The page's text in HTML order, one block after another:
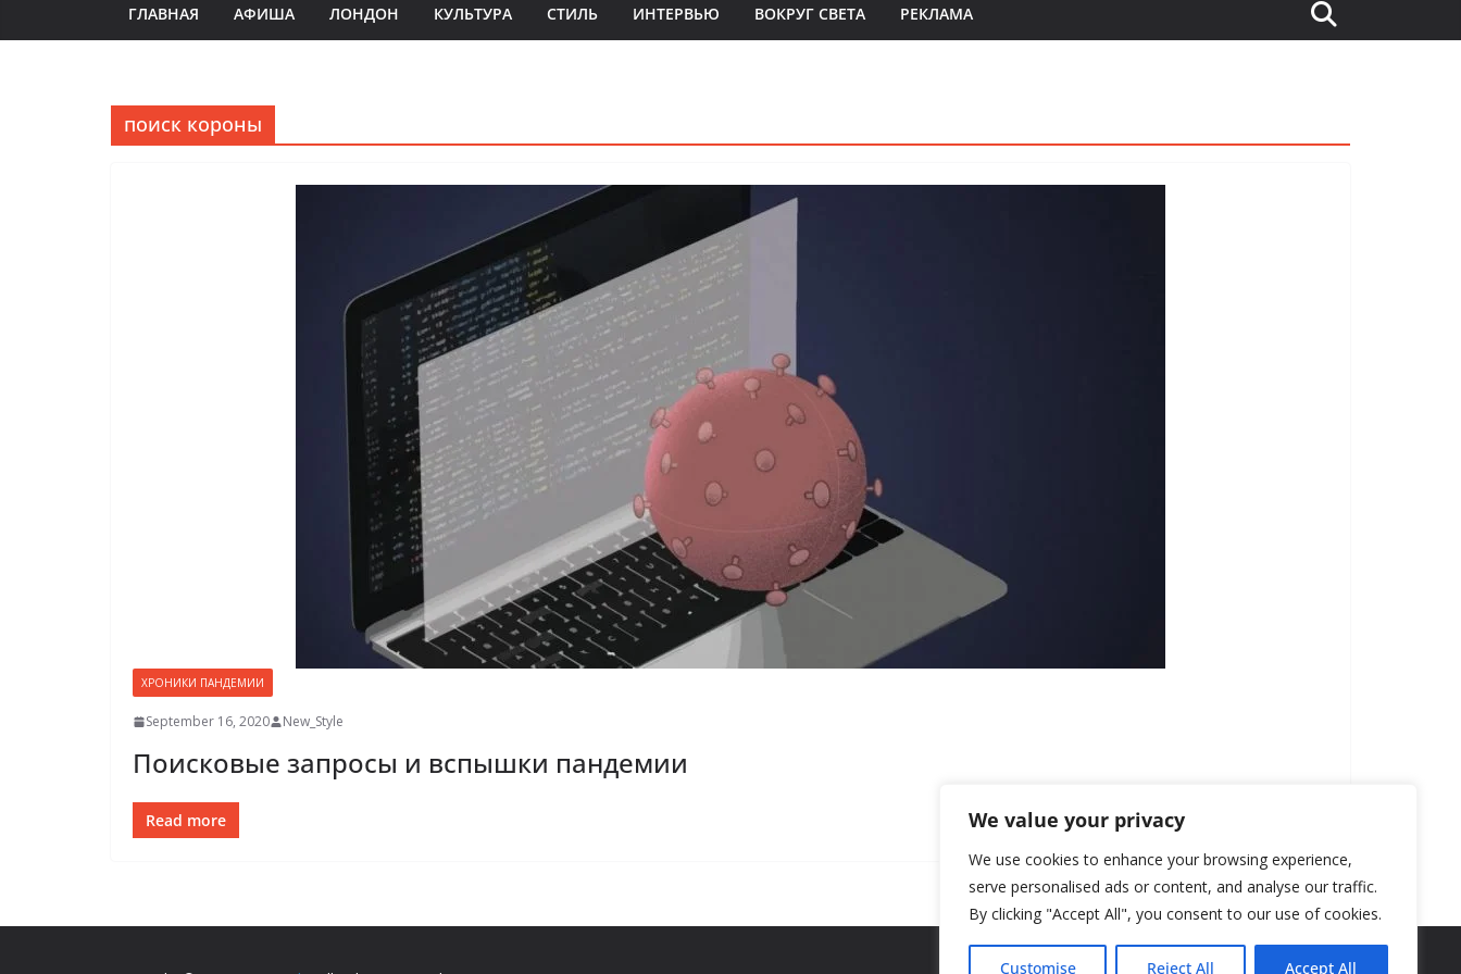
We value your privacy
We use cookies to enhance your browsing experience,
serve personalised ads or content, and analyse our traffic.
By clicking "Accept All", you consent to our use of cookies.
Customise Reject All Accept All
ГЛАВНАЯ АФИША ЛОНДОН КУЛЬТУРА СТИЛЬ ИНТЕРВЬЮ ВОКРУГ СВЕТА РЕКЛАМА
поиск короны
ХРОНИКИ ПАНДЕМИИ
September 16, 2020 New_Style
Поисковые запросы и вспышки пандемии
Read more